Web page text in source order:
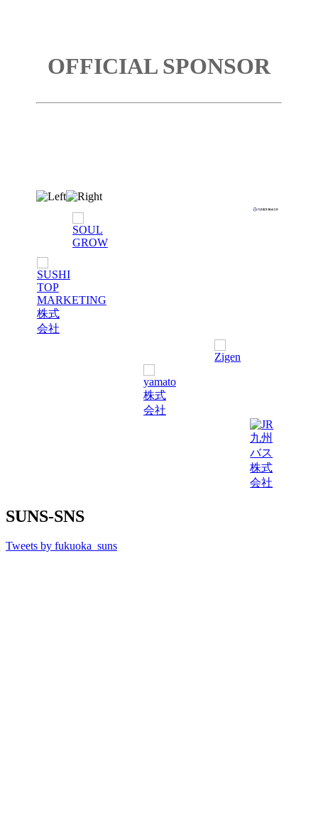
OFFICIAL SPONSOR
SUNS-SNS
Tweets by fukuoka_suns